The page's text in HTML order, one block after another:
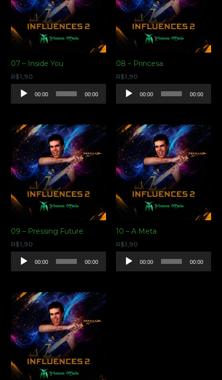
07 – Inside You
R$1,90
Tocador
00:00 00:00
08 – Princesa
R$1,90
Tocador
00:00 00:00
09 – Pressing Future
R$1,90
Tocador
00:00 00:00
10 – A Meta
R$1,90
Tocador
00:00 00:00